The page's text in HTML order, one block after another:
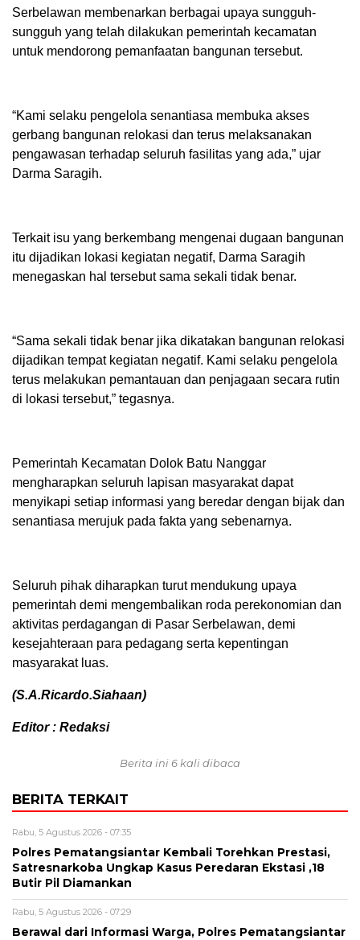
Serbelawan membenarkan berbagai upaya sungguh-
sungguh yang telah dilakukan pemerintah kecamatan
untuk mendorong pemanfaatan bangunan tersebut.
“Kami selaku pengelola senantiasa membuka akses
gerbang bangunan relokasi dan terus melaksanakan
pengawasan terhadap seluruh fasilitas yang ada,” ujar
Darma Saragih.
Terkait isu yang berkembang mengenai dugaan bangunan
itu dijadikan lokasi kegiatan negatif, Darma Saragih
menegaskan hal tersebut sama sekali tidak benar.
“Sama sekali tidak benar jika dikatakan bangunan relokasi
dijadikan tempat kegiatan negatif. Kami selaku pengelola
terus melakukan pemantauan dan penjagaan secara rutin
di lokasi tersebut,” tegasnya.
Pemerintah Kecamatan Dolok Batu Nanggar
mengharapkan seluruh lapisan masyarakat dapat
menyikapi setiap informasi yang beredar dengan bijak dan
senantiasa merujuk pada fakta yang sebenarnya.
Seluruh pihak diharapkan turut mendukung upaya
pemerintah demi mengembalikan roda perekonomian dan
aktivitas perdagangan di Pasar Serbelawan, demi
kesejahteraan para pedagang serta kepentingan
masyarakat luas.
(S.A.Ricardo.Siahaan)
Editor : Redaksi
Berita ini 6 kali dibaca
BERITA TERKAIT
Rabu, 5 Agustus 2026 - 07:35
Polres Pematangsiantar Kembali Torehkan Prestasi,
Satresnarkoba Ungkap Kasus Peredaran Ekstasi ,18
Butir Pil Diamankan
Rabu, 5 Agustus 2026 - 07:29
Berawal dari Informasi Warga, Polres Pematangsiantar